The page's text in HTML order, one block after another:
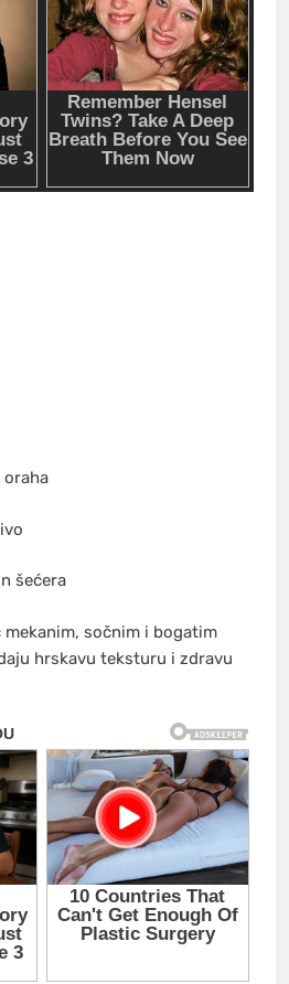
oraha
šećera
sočnim i bogatim
hrskavu teksturu i zdravu